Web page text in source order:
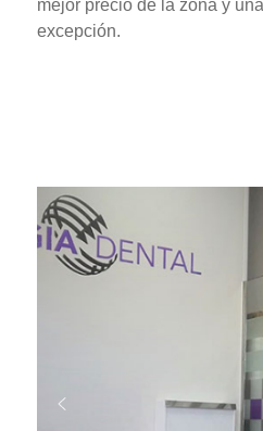
mejor precio de la zona y
excepción.